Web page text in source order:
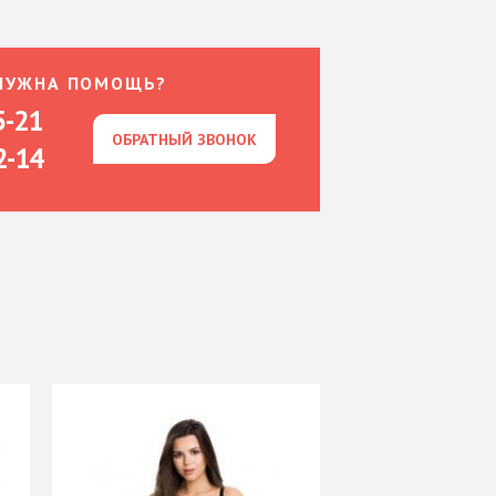
ПОМОЩЬ?
21
14
ОБРАТНЫЙ ЗВОНОК
ОБРАТНЫЙ ЗВОНОК